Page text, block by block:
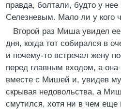
правда, болтали, будто у
Селезневым. Мало ли у кого
Второй раз Миша увидел
дня, когда тот собирался в
и почему-то встречал жену
перед главным входом, а
вместе с Мишей и, увидев
скрывая недовольства, а
смутился, хотя ни в чем еще